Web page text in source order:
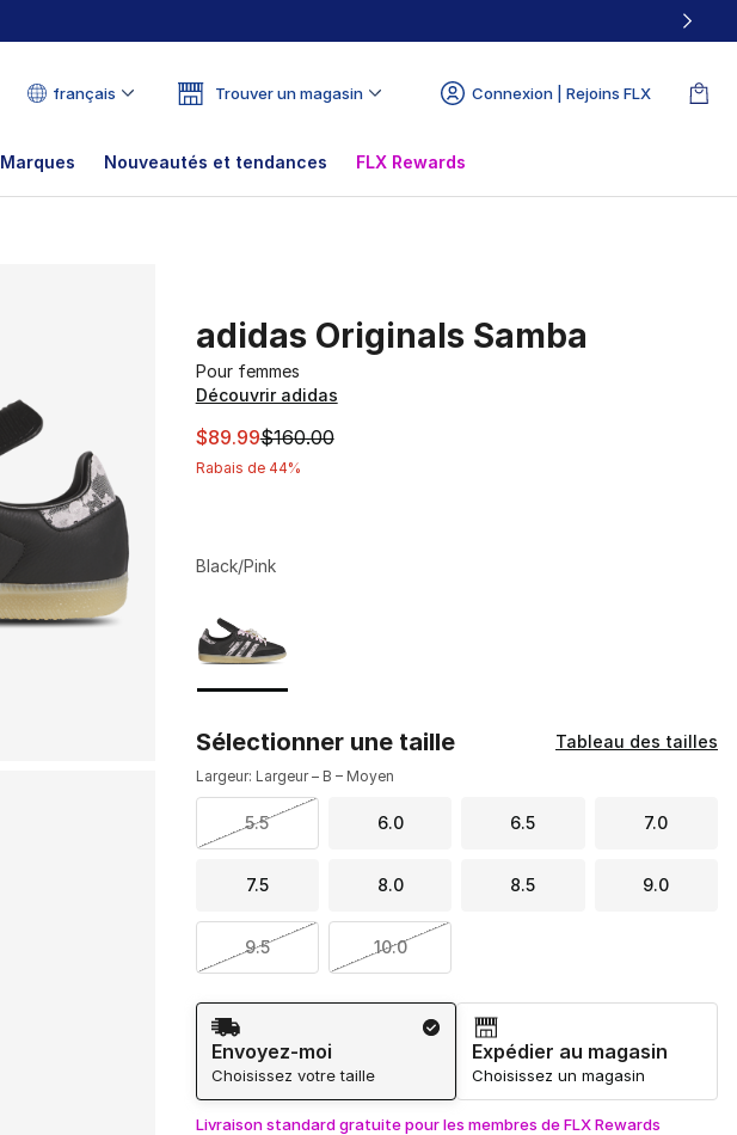
français Trouver un magasin Connexion | Rejoins FLX
Marques Nouveautés et tendances FLX Rewards
adidas Originals Samba
Pour femmes
Découvrir adidas
Cet article est en solde. Le prix est passé de $160.00 à
$89.99$160.00
Rabais de 44%
Black/Pink
Sélectionner une taille Tableau des tailles
Largeur: Largeur – B – Moyen
5.5 6.0 6.5 7.0
7.5 8.0 8.5 9.0
9.5 10.0
Méthode d’expédition
Envoyez-moi
Choisissez votre taille
Expédier au magasin
Choisissez un magasin
Livraison standard gratuite pour les membres de FLX Rewards